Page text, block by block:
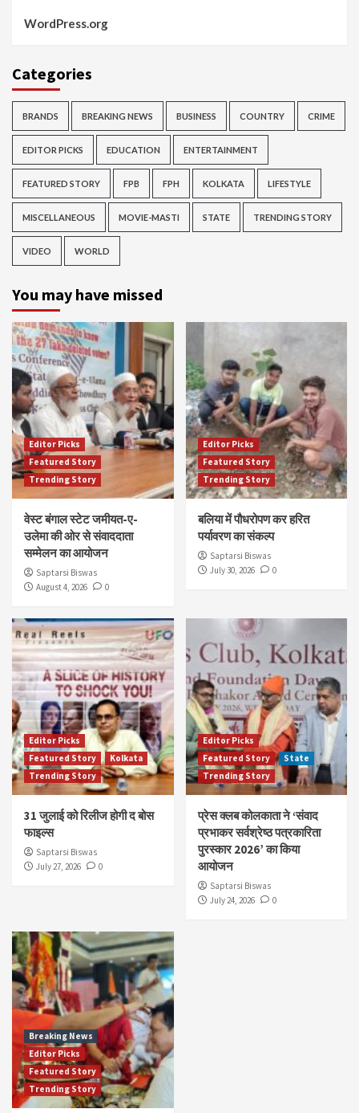
WordPress.org
Categories
BRANDS BREAKING NEWS BUSINESS COUNTRY CRIME
EDITOR PICKS EDUCATION ENTERTAINMENT
FEATURED STORY FPB FPH KOLKATA LIFESTYLE
MISCELLANEOUS MOVIE-MASTI STATE TRENDING STORY
VIDEO WORLD
You may have missed
Editor Picks
Featured Story
Trending Story
वेस्ट बंगाल स्टेट जमीयत-ए-
उलेमा की ओर से संवाददाता
सम्मेलन का आयोजन
Saptarsi Biswas
August 4, 2026
0
Editor Picks
Featured Story
Trending Story
बलिया में पौधरोपण कर हरित
पर्यावरण का संकल्प
Saptarsi Biswas
July 30, 2026
0
Editor Picks
Featured Story
Kolkata
Trending Story
31 जुलाई को रिलीज होगी द बोस
फाइल्स
Saptarsi Biswas
July 27, 2026
0
Editor Picks
Featured Story
State
Trending Story
प्रेस क्लब कोलकाता ने ‘संवाद
प्रभाकर सर्वश्रेष्ठ पत्रकारिता
पुरस्कार 2026’ का किया
आयोजन
Saptarsi Biswas
July 24, 2026
0
Breaking News
Editor Picks
Featured Story
Trending Story